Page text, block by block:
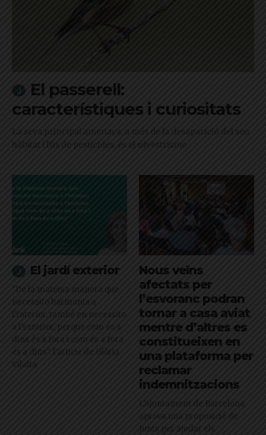
El passerell:
característiques i curiositats
La seva principal amenaça, a més de la desaparició del seu
hàbitat i l'ús de pesticides, és el silvestrisme
El jardí exterior
"De la mateixa manera que
necessito harmonia a
l’interior, també en necessito
a l’exterior, perquè com és a
dins és a fora i com és a fora
és a dins": l'article de Glòria
Vilalta
Nous veïns
afectats per
l’esvoranc podran
tornar a casa aviat
mentre d’altres es
constitueixen en
una plataforma per
reclamar
indemnitzacions
L’Ajuntament de Barcelona
aprova una proposició de
Junts per ajudar els